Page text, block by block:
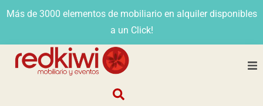
Más de 3000 elementos de mobiliario en alquiler disponibles
a un Click!